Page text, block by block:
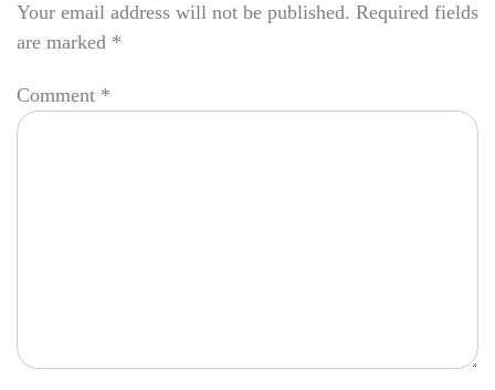
Your email address will not be published. Required fields
are marked *
Comment *